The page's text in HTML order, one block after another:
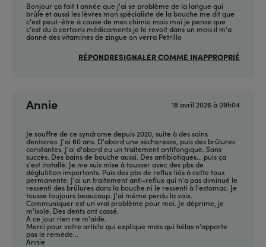
Bonjour ça fait 1 année que j'ai se problème de la langue qui
brûle et aussi les lèvres mon spécialiste de la bouche me dit que
c'est peut-être à cause de mes chimio mais moi je pense que
c'est du à certains médicaments je le revoit dans un mois il m'a
donné des vitamines de zingue on verra Petrillo
RÉPONDRESIGNALER COMME INAPPROPRIÉ
Annie 18 avril 2026 à 09h04
Je souffre de ce syndrome depuis 2020, suite à des soins
dentaires. J'ai 60 ans. D'abord une sécheresse, puis des brûlures
constantes. J'ai d'abord eu un traitement antifongique. Sans
succès. Des bains de bouche aussi. Des antibiotiques... puis ça
s'est installé. Je me suis mise à tousser avec des pbs de
déglutition importants. Puis des pbs de reflux liés à cette toux
permanente. J'ai un traitement anti-reflux qui n'a pas diminué le
ressenti des brûlures dans la bouche ni le ressenti à l'estomac. Je
tousse toujours beaucoup. J'ai même perdu la voix.
Communiquer est un vrai problème pour moi. Je déprime, je
m'isole. Des dents ont cassé.
A ce jour rien ne m'aide.
Merci pour votre article qui explique mais qui hélas n'apporte
pas le remède...
Annie